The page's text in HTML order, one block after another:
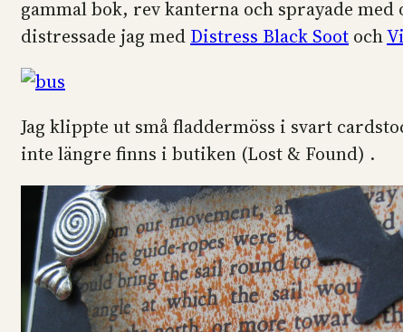
gammal bok, rev kanterna och sprayade
distressade jag med Distress Black Soot och
Jag klippte ut små fladdermöss i svart
inte längre finns i butiken (Lost & Found) .